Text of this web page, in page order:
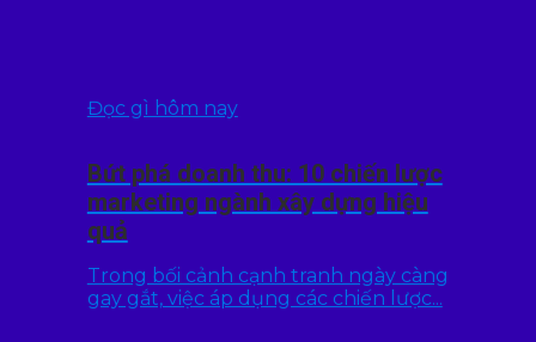
Đọc gì hôm nay
Bứt phá doanh thu: 10 chiến lược
marketing ngành xây dựng hiệu
quả
Trong bối cảnh cạnh tranh ngày càng
gay gắt, việc áp dụng các chiến lược...